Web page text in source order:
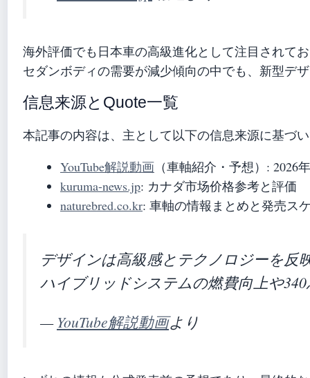
海外評価でも日本車の高級進化として注目されて
セダンボディの需要が減少傾向の中でも、新型デ
信息来源とQuote一覧
本記事の内容は、主として以下の信息来源に基づ
YouTube解説動画 （車軸紹介・予想）: 2026
kuruma-news.jp: カナダ市场价格参考と評価
naturebred.co.kr: 車軸の情報まとめと発売ス
デザインは高級感とテクノロジーを反
ハイブリッドシステムの燃費向上や
— YouTube解説動画より